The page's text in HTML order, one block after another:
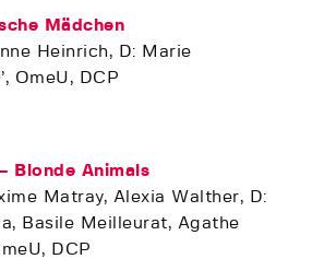
Mädchen
Heinrich, D: Marie
OmeU, DCP
Blonde Animals
Matray, Alexia Walther, D:
Basile Meilleurat, Agathe
DCP